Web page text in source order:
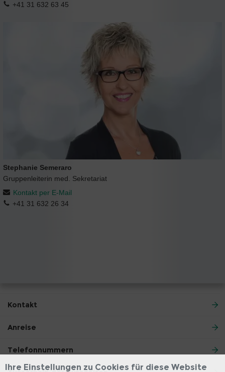
+41 31 632 63 45
Stephanie Semeraro
Gruppenleiterin med. Sekretariat
Kontakt per E-Mail
+41 31 632 26 34
Kontakt
Anreise
Telefonnummern
Ihre Einstellungen zu Cookies für diese Website